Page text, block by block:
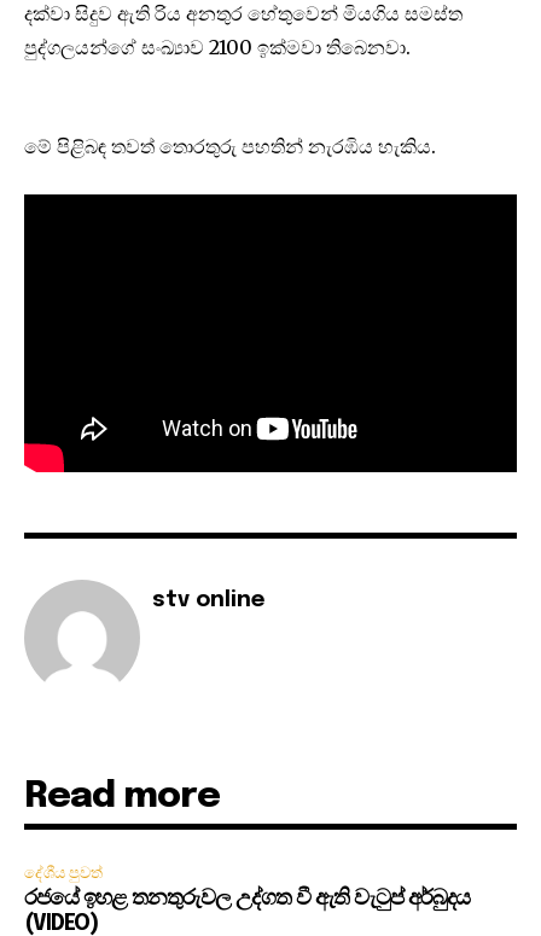
දක්වා සිදුව ඇති රිය අනතුර හේතුවෙන් මියගිය සමස්ත
පුද්ගලයන්ගේ සංඛ්‍යාව 2100 ඉක්මවා තිබෙනවා.
මේ පිළිබඳ තවත් තොරතුරු පහතින් නැරඹිය හැකිය.
stv online
Read more
දේශීය පුවත්
රජයේ ඉහළ තනතුරුවල උද්ගත වී ඇති වැටුප් අර්බුදය
(VIDEO)